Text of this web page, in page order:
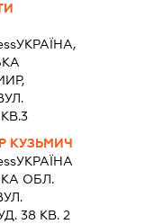
УКРАЇНА,
КУЗЬМИЧ
УКРАЇНА
ОБЛ.
38 КВ. 2